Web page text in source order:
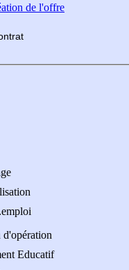
de l'offre
Educatif